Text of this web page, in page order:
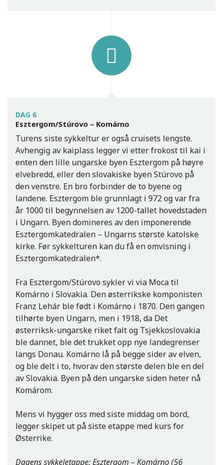
DAG 6
Esztergom/Stúrovo – Komárno
Turens siste sykkeltur er også cruisets lengste.
Avhengig av kaiplass legger vi etter frokost til kai i
enten den lille ungarske byen Esztergom på høyre
elvebredd, eller den slovakiske byen Stúrovo på
den venstre. En bro forbinder de to byene og
landene. Esztergom ble grunnlagt i 972 og var fra
år 1000 til begynnelsen av 1200-tallet hovedstaden
i Ungarn. Byen domineres av den imponerende
Esztergomkatedralen – Ungarns største katolske
kirke. Før sykkelturen kan du få en omvisning i
Esztergomkatedralen*.
Fra Esztergom/Stúrovo sykler vi via Moca til
Komárno i Slovakia. Den østerrikske komponisten
Franz Lehár ble født i Komárno i 1870. Den gangen
tilhørte byen Ungarn, men i 1918, da Det
østerriksk-ungarske riket falt og Tsjekkoslovakia
ble dannet, ble det trukket opp nye landegrenser
langs Donau. Komárno lå på begge sider av elven,
og ble delt i to, hvorav den største delen ble en del
av Slovakia. Byen på den ungarske siden heter nå
Komárom.
Mens vi hygger oss med siste middag om bord,
legger skipet ut på siste etappe med kurs for
Østerrike.
Dagens sykkeletappe: Esztergom – Komárno (56